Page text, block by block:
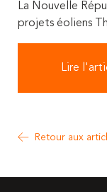
La Nouvelle
projets éoliens
Lire
Retour aux